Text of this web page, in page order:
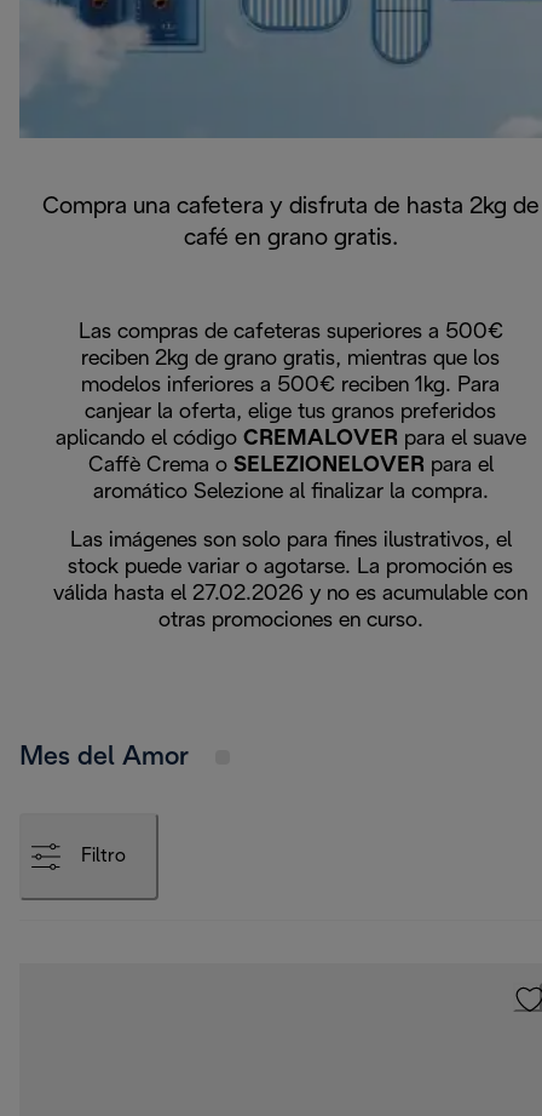
Compra una cafetera y disfruta de hasta 2kg de
café en grano gratis.
Las compras de cafeteras superiores a 500€
reciben 2kg de grano gratis, mientras que los
modelos inferiores a 500€ reciben 1kg. Para
canjear la oferta, elige tus granos preferidos
aplicando el código CREMALOVER para el suave
Caffè Crema o SELEZIONELOVER para el
aromático Selezione al finalizar la compra.
Las imágenes son solo para fines ilustrativos, el
stock puede variar o agotarse. La promoción es
válida hasta el 27.02.2026 y no es acumulable con
otras promociones en curso.
Mes del Amor
Filtro